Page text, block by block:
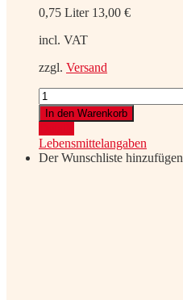
0,75 Liter 13,00 €
incl. VAT
zzgl. Versand
ROCK
ANTENNE
Österreich
Wein
"Bonnie"
Grüner
In den Warenkorb
Lebensmittelangaben
Der Wunschliste hinzufügen